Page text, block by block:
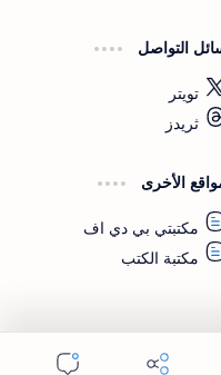
التواصل
تويتر
ثريدز
الأخرى
مكتبتي بي دي اف
مكتبة الكتب